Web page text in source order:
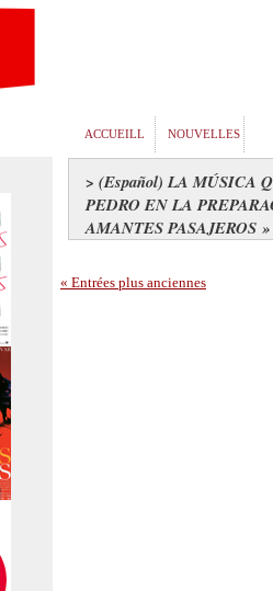
ACCUEILL NOUVELLES
> (Español) LA MÚSICA
PEDRO EN LA
AMANTES PASAJEROS »
« Entrées plus anciennes